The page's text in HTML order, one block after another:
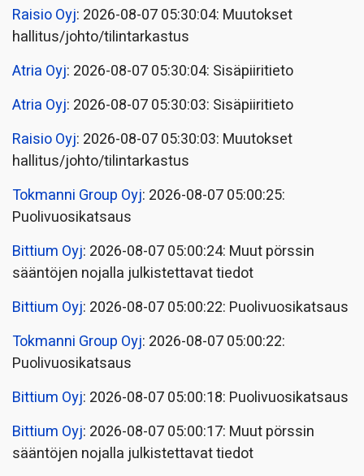
Raisio Oyj: 2026-08-07 05:30:04: Muutokset
hallitus/johto/tilintarkastus
Atria Oyj: 2026-08-07 05:30:04: Sisäpiiritieto
Atria Oyj: 2026-08-07 05:30:03: Sisäpiiritieto
Raisio Oyj: 2026-08-07 05:30:03: Muutokset
hallitus/johto/tilintarkastus
Tokmanni Group Oyj: 2026-08-07 05:00:25:
Puolivuosikatsaus
Bittium Oyj: 2026-08-07 05:00:24: Muut pörssin
sääntöjen nojalla julkistettavat tiedot
Bittium Oyj: 2026-08-07 05:00:22: Puolivuosikatsaus
Tokmanni Group Oyj: 2026-08-07 05:00:22:
Puolivuosikatsaus
Bittium Oyj: 2026-08-07 05:00:18: Puolivuosikatsaus
Bittium Oyj: 2026-08-07 05:00:17: Muut pörssin
sääntöjen nojalla julkistettavat tiedot